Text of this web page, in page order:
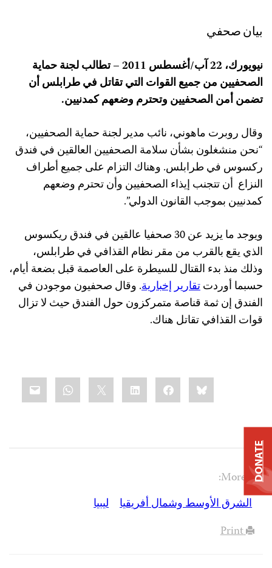
بيان صحفي
نيويورك، 22 آب/أغسطس 2011 – تطالب لجنة حماية
الصحفيين من جميع القوات التي تقاتل في طرابلس أن
تضمن أمن الصحفيين وتحترم وضعهم كمدنيين.
وقال روبرت ماهوني، نائب مدير لجنة حماية الصحفيين،
“نحن منشغلون بشأن سلامة الصحفيين العالقين في فندق
ركسوس في طرابلس. وهناك التزام على جميع أطراف
النزاع أن تتجنب إيذاء الصحفيين وأن تحترم وضعهم
كمدنيين بموجب القانون الدولي”.
ويوجد ما يزيد عن 30 صحفيا عالقين في فندق ريكسوس
الذي يقع بالقرب من مقر نظام القذافي في طرابلس،
وذلك منذ بدء القتال للسيطرة على العاصمة قبل بضعة أيام،
حسبما أوردتتقارير إخبارية. وقال صحفيون موجودن في
الفندق إن ثمة قناصة متمركزون حول الفندق حيث لا تزال
قوات القذافي تقاتل هناك.
Bluesky
Facebook
LinkedIn
More On:
الشرق الأوسط وشمال أفريقيا
ليبيا
Print
DONATE